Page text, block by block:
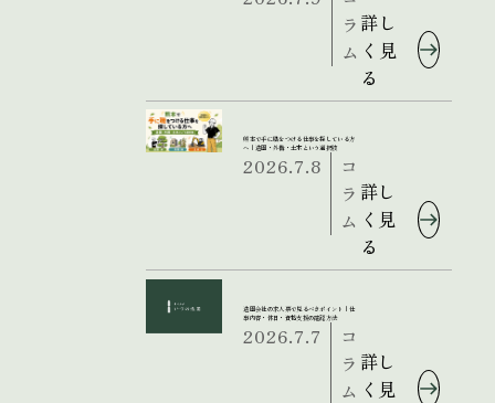
ラ
ム
詳し
く見
る
熊本で手に職をつける仕事を探している方
へ｜造園・外構・土木という選択肢
2026.7.8
コ
ラ
ム
詳し
く見
る
造園会社の求人票で見るべきポイント｜仕
事内容・休日・資格支援の確認方法
2026.7.7
コ
ラ
ム
詳し
く見